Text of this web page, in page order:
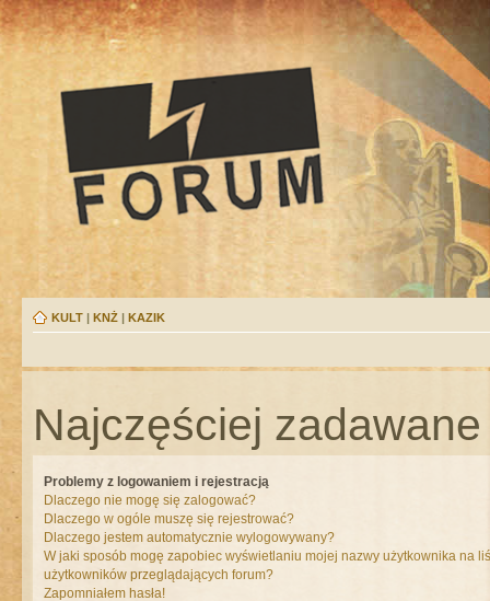
KULT | KNŻ | KAZIK
Najczęściej
Problemy z logowaniem i rejestracją
Dlaczego nie mogę się zalogować?
Dlaczego w ogóle muszę się rejestrować?
Dlaczego jestem automatycznie wylogowywany?
W jaki sposób mogę zapobiec wyświetlaniu mojej nazwy użytkownika na
użytkowników przeglądających forum?
Zapomniałem hasła!